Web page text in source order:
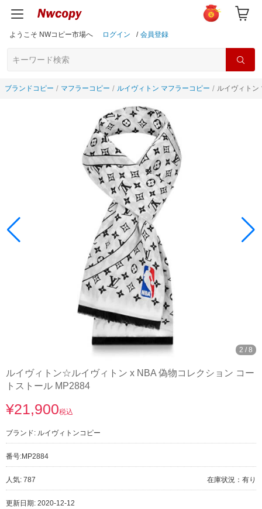
ようこそ NWコピー市場へ ログイン / 会員登録
ブランドコピー マフラーコピー ルイヴィトン マフラーコピー ルイヴィトン
3 / 8
ルイヴィトン☆ルイヴィトン x NBA 偽物コレクション コー
トストール MP2884
¥21,900税込
ブランド: ルイヴィトンコピー
番号:MP2884
人気: 787 在庫状況：有り
更新日期: 2020-12-12